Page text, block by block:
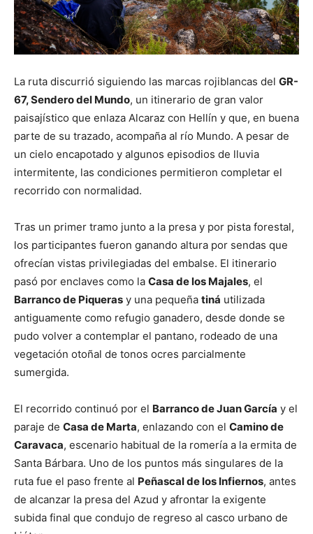
La ruta discurrió siguiendo las marcas rojiblancas del GR-
67, Sendero del Mundo, un itinerario de gran valor
paisajístico que enlaza Alcaraz con Hellín y que, en buena
parte de su trazado, acompaña al río Mundo. A pesar de
un cielo encapotado y algunos episodios de lluvia
intermitente, las condiciones permitieron completar el
recorrido con normalidad.
Tras un primer tramo junto a la presa y por pista forestal,
los participantes fueron ganando altura por sendas que
ofrecían vistas privilegiadas del embalse. El itinerario
pasó por enclaves como la Casa de los Majales, el
Barranco de Piqueras y una pequeña tiná utilizada
antiguamente como refugio ganadero, desde donde se
pudo volver a contemplar el pantano, rodeado de una
vegetación otoñal de tonos ocres parcialmente
sumergida.
El recorrido continuó por el Barranco de Juan García y el
paraje de Casa de Marta, enlazando con el Camino de
Caravaca, escenario habitual de la romería a la ermita de
Santa Bárbara. Uno de los puntos más singulares de la
ruta fue el paso frente al Peñascal de los Infiernos, antes
de alcanzar la presa del Azud y afrontar la exigente
subida final que condujo de regreso al casco urbano de